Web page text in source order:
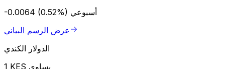
-0.0064 (0.52%) أسبوعي
عرض الرسم البياني
الدولار الكندي
1 KES يساوي